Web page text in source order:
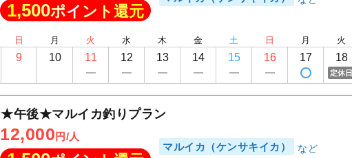
1,500ポイント還元
日
9
月
10
火
11
水
12
木
13
金
14
土
15
日
16
月
17
火
18
定休日
★午後★マルイカ釣りプラン
12,000 円/人
マルイカ（ケンサキイカ）